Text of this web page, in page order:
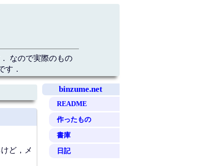
なので実際のもの
す．
binzume.net
README
作ったもの
書庫
日記
ど，メ